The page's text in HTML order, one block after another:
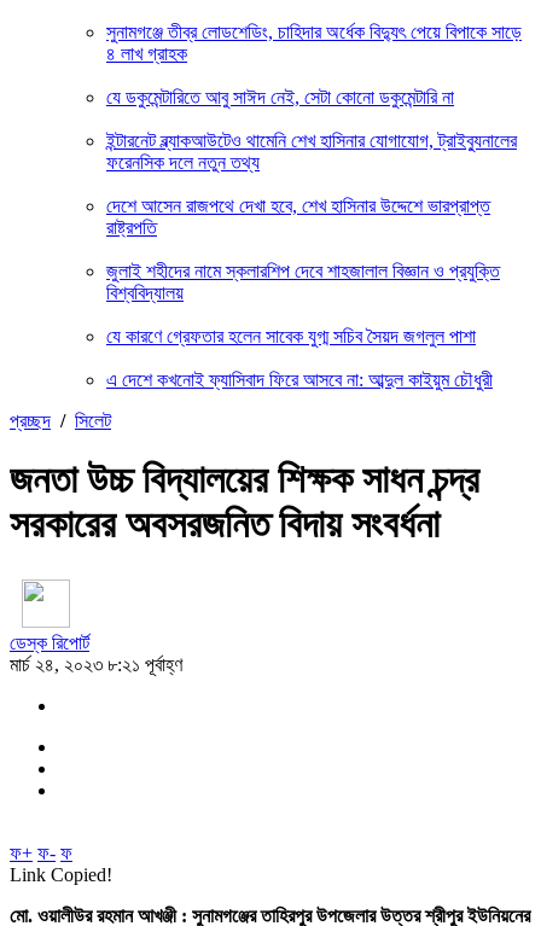
সুনামগঞ্জে তীব্র লোডশেডিং, চাহিদার অর্ধেক বিদ্যুৎ পেয়ে বিপাকে সাড়ে
৪ লাখ গ্রাহক
যে ডকুমেন্টারিতে আবু সাঈদ নেই, সেটা কোনো ডকুমেন্টারি না
ইন্টারনেট ব্ল্যাকআউটেও থামেনি শেখ হাসিনার যোগাযোগ, ট্রাইব্যুনালের
ফরেনসিক দলে নতুন তথ্য
দেশে আসেন রাজপথে দেখা হবে, শেখ হাসিনার উদ্দেশে ভারপ্রাপ্ত
রাষ্ট্রপতি
জুলাই শহীদের নামে স্কলারশিপ দেবে শাহজালাল বিজ্ঞান ও প্রযুক্তি
বিশ্ববিদ্যালয়
যে কারণে গ্রেফতার হলেন সাবেক যুগ্ম সচিব সৈয়দ জগলুল পাশা
এ দেশে কখনোই ফ্যাসিবাদ ফিরে আসবে না: আব্দুল কাইয়ুম চৌধুরী
প্রচ্ছদ / সিলেট
জনতা উচ্চ বিদ্যালয়ের শিক্ষক সাধন চন্দ্র
সরকারের অবসরজনিত বিদায় সংবর্ধনা
ডেস্ক রিপোর্ট
মার্চ ২৪, ২০২৩ ৮:২১ পূর্বাহ্ণ
ফ+ ফ- ফ
Link Copied!
মো. ওয়ালীউর রহমান আখঞ্জী : সুনামগঞ্জের তাহিরপুর উপজেলার উত্তর শ্রীপুর ইউনিয়নের